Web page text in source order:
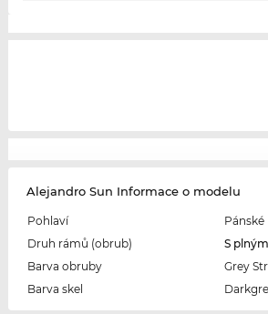
Alejandro Sun Informace o modelu
Pohlaví
Pánské
Druh rámů (obrub)
S
Barva obruby
Grey
Barva skel